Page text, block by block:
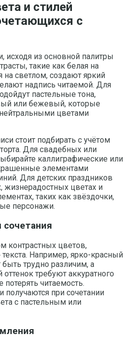
и стилей
с
исходя из основной палитры
такие как белая на
светлом, создают яркий
надпись читаемой. Для
пастельные тона,
или бежевый, которые
цветами
стоит подбирать с учётом
Для свадебных или
каллиграфические или
элементами
Для детских праздников
жизнерадостных цветах и
таких как звёздочки,
персонажи.
сочетания
контрастных цветов,
Например, ярко-красный
трудно различим, а
требуют аккуратного
читаемость.
при сочетании
с пастельным или